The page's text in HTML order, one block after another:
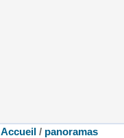
Accueil / panoramas